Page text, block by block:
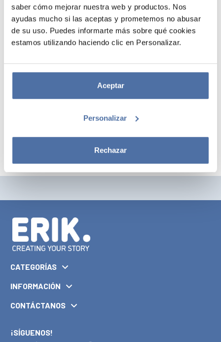
saber cómo mejorar nuestra web y productos. Nos
ayudas mucho si las aceptas y prometemos no abusar
de su uso. Puedes informarte más sobre qué cookies
estamos utilizando haciendo clic en Personalizar.
Aceptar
Personalizar
Rechazar
BOTELLA METALICA CON ASA
FRIDA KAHLO VIVA LA VIDA
frías hasta 24 horas. Su composición está libre de BPA por lo que
garantiza un consumo seguro para la salud. La botella cuenta con
CATEGORÍAS
INFORMACIÓN
CONTÁCTANOS
¡SÍGUENOS!